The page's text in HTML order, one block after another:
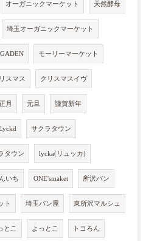
オーガニックマーケット 天然酵母
埼玉オーガニックマーケット
モーリーマーケット
スマス クリスマスイヴ
正月 元旦 謹賀新年
サクラタウン
タウン lycka(リュッカ)
いち ONE'smaket 所沢パン
ト 埼玉パン屋 東所沢マルシェ
とこ よっとこ トコろん